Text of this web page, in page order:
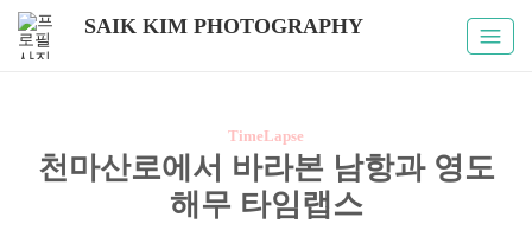
SAIK KIM PHOTOGRAPHY
TimeLapse
천마산로에서 바라본 남항과 영도
해무 타임랩스